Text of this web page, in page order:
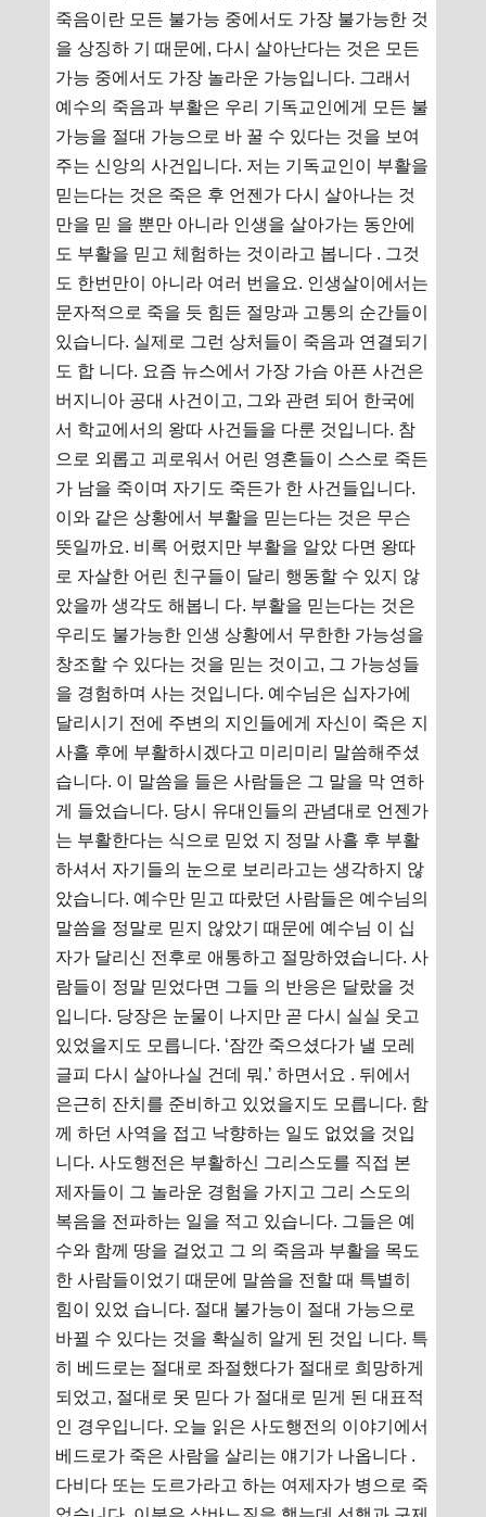
죽음이란 모든 불가능 중에서도 가장 불가능한 것
을 상징하 기 때문에, 다시 살아난다는 것은 모든
가능 중에서도 가장 놀라운 가능입니다. 그래서
예수의 죽음과 부활은 우리 기독교인에게 모든 불
가능을 절대 가능으로 바 꿀 수 있다는 것을 보여
주는 신앙의 사건입니다. 저는 기독교인이 부활을
믿는다는 것은 죽은 후 언젠가 다시 살아나는 것
만을 믿 을 뿐만 아니라 인생을 살아가는 동안에
도 부활을 믿고 체험하는 것이라고 봅니다 . 그것
도 한번만이 아니라 여러 번을요. 인생살이에서는
문자적으로 죽을 듯 힘든 절망과 고통의 순간들이
있습니다. 실제로 그런 상처들이 죽음과 연결되기
도 합 니다. 요즘 뉴스에서 가장 가슴 아픈 사건은
버지니아 공대 사건이고, 그와 관련 되어 한국에
서 학교에서의 왕따 사건들을 다룬 것입니다. 참
으로 외롭고 괴로워서 어린 영혼들이 스스로 죽든
가 남을 죽이며 자기도 죽든가 한 사건들입니다.
이와 같은 상황에서 부활을 믿는다는 것은 무슨
뜻일까요. 비록 어렸지만 부활을 알았 다면 왕따
로 자살한 어린 친구들이 달리 행동할 수 있지 않
았을까 생각도 해봅니 다. 부활을 믿는다는 것은
우리도 불가능한 인생 상황에서 무한한 가능성을
창조할 수 있다는 것을 믿는 것이고, 그 가능성들
을 경험하며 사는 것입니다. 예수님은 십자가에
달리시기 전에 주변의 지인들에게 자신이 죽은 지
사흘 후에 부활하시겠다고 미리미리 말씀해주셨
습니다. 이 말씀을 들은 사람들은 그 말을 막 연하
게 들었습니다. 당시 유대인들의 관념대로 언젠가
는 부활한다는 식으로 믿었 지 정말 사흘 후 부활
하셔서 자기들의 눈으로 보리라고는 생각하지 않
았습니다. 예수만 믿고 따랐던 사람들은 예수님의
말씀을 정말로 믿지 않았기 때문에 예수님 이 십
자가 달리신 전후로 애통하고 절망하였습니다. 사
람들이 정말 믿었다면 그들 의 반응은 달랐을 것
입니다. 당장은 눈물이 나지만 곧 다시 실실 웃고
있었을지도 모릅니다. ‘잠깐 죽으셨다가 낼 모레
글피 다시 살아나실 건데 뭐.’ 하면서요 . 뒤에서
은근히 잔치를 준비하고 있었을지도 모릅니다. 함
께 하던 사역을 접고 낙향하는 일도 없었을 것입
니다. 사도행전은 부활하신 그리스도를 직접 본
제자들이 그 놀라운 경험을 가지고 그리 스도의
복음을 전파하는 일을 적고 있습니다. 그들은 예
수와 함께 땅을 걸었고 그 의 죽음과 부활을 목도
한 사람들이었기 때문에 말씀을 전할 때 특별히
힘이 있었 습니다. 절대 불가능이 절대 가능으로
바뀔 수 있다는 것을 확실히 알게 된 것입 니다. 특
히 베드로는 절대로 좌절했다가 절대로 희망하게
되었고, 절대로 못 믿다 가 절대로 믿게 된 대표적
인 경우입니다. 오늘 읽은 사도행전의 이야기에서
베드로가 죽은 사람을 살리는 얘기가 나옵니다 .
다비다 또는 도르가라고 하는 여제자가 병으로 죽